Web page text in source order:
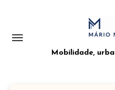
Mobilidade,